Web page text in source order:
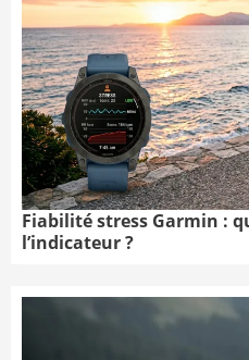
Fiabilité stress Garmin :
l’indicateur ?